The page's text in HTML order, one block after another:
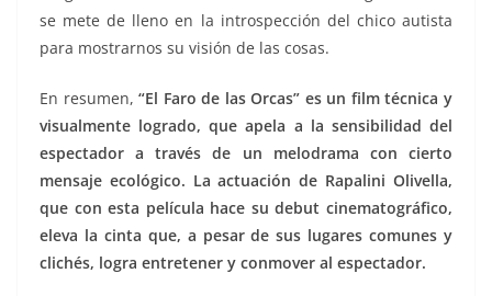
se mete de lleno en la introspección del chico autista
para mostrarnos su visión de las cosas.
En resumen, “El Faro de las Orcas” es un film técnica y
visualmente logrado, que apela a la sensibilidad del
espectador a través de un melodrama con cierto
mensaje ecológico. La actuación de Rapalini Olivella,
que con esta película hace su debut cinematográfico,
eleva la cinta que, a pesar de sus lugares comunes y
clichés, logra entretener y conmover al espectador.